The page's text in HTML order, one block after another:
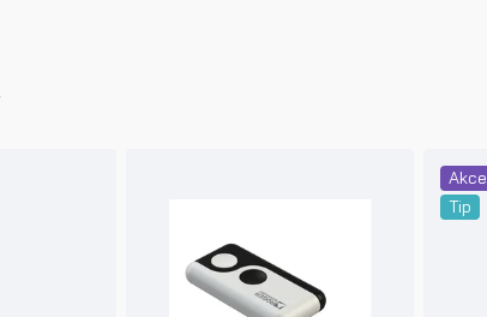
Akce
Tip